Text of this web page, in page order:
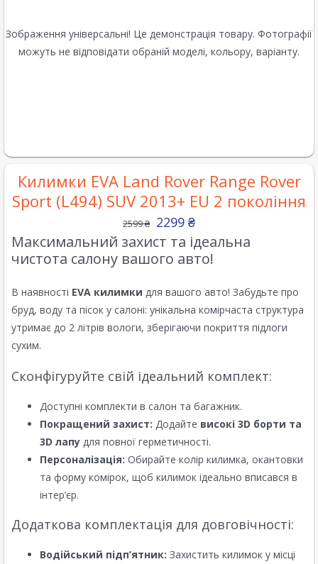
Зображення універсальні! Це демонстрація товару. Фотографії
можуть не відповідати обраній моделі, кольору, варіанту.
Килимки EVA Land Rover Range Rover
Sport (L494) SUV 2013+ EU 2 покоління
2599₴ 2299 ₴
Максимальний захист та ідеальна
чистота салону вашого авто!
В наявності EVA килимки для вашого авто! Забудьте про
бруд, воду та пісок у салоні: унікальна комірчаста структура
утримає до 2 літрів вологи, зберігаючи покриття підлоги
сухим.
Сконфігуруйте свій ідеальний комплект:
Доступні комплекти в салон та багажник.
Покращений захист: Додайте високі 3D борти та
3D лапу для повної герметичності.
Персоналізація: Обирайте колір килимка, окантовки
та форму комірок, щоб килимок ідеально вписався в
інтер’єр.
Додаткова комплектація для довговічності:
Водійський підп’ятник: Захистить килимок у місці